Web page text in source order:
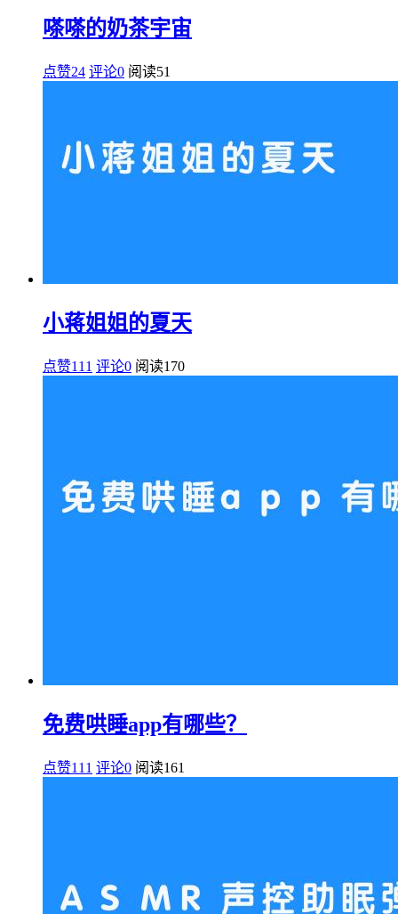
嗏嗏的奶茶宇宙
点赞24 评论0 阅读51
小蒋姐姐的夏天
点赞111 评论0 阅读170
免费哄睡app有哪些？
点赞111 评论0 阅读161